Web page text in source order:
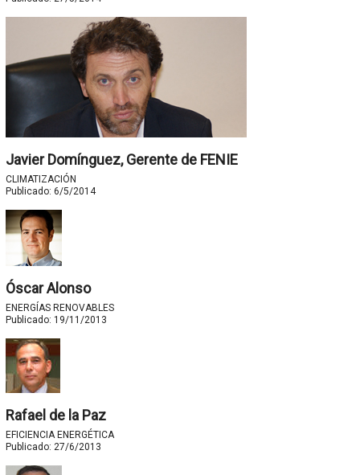
Javier Domínguez, Gerente de FENIE
CLIMATIZACIÓN
Publicado: 6/5/2014
Óscar Alonso
ENERGÍAS RENOVABLES
Publicado: 19/11/2013
Rafael de la Paz
EFICIENCIA ENERGÉTICA
Publicado: 27/6/2013